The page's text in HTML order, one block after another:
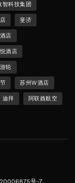
智科技集团
斐济
店
酒店
轮
苏州W酒店
迪拜 阿联酋航空